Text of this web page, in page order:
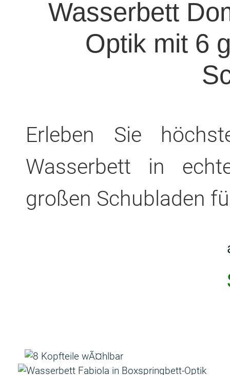
Wasserbett
Optik mit 6
Erleben Sie
Wasserbett in
großen Schubladen